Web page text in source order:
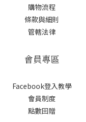
購物流程
條款與細則
管轄法律
會員專區
Facebook登入教學
會員制度
點數回贈